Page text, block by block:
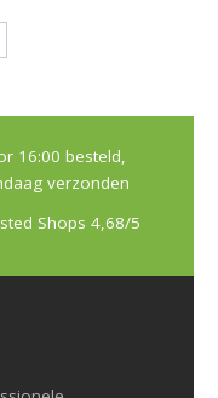
16:00 besteld,
verzonden
Shops 4,68/5